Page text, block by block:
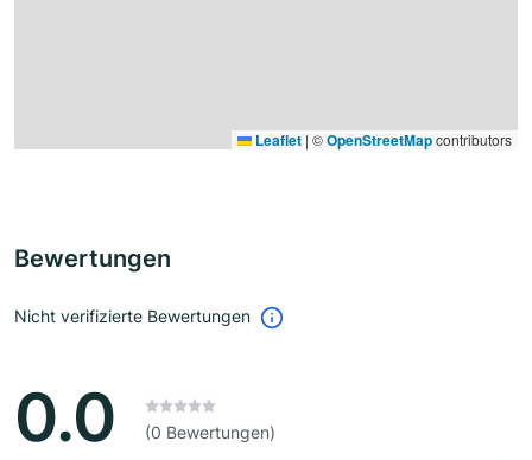
Leaflet | ©OpenStreetMapcontributors
Bewertungen
Nicht verifizierte Bewertungen
0.0 (0 Bewertungen)